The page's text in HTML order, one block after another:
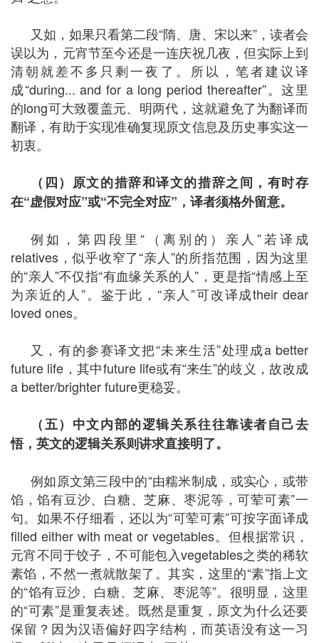
又如，如果只看第二段“隋、唐、宋以来”，读者会
误以为，元宵节至今还是一连庆祝几夜，但实际上到
清朝就差不多只剩一夜了。所以，笔者建议译
成“during... and for a long period thereafter”。这里
的long可大致覆盖元、明两代，这就避免了为翻译而
翻译，有助于实现准确复现原文信息及历史事实这一
初衷。
（四）原文的措辞和译文的措辞之间，有时存
在“虚假对应”或“不完全对应” ，译者须格外留意。
例如，第四段里“（离别的）亲人”若译成
relatives，似乎收窄了“亲人”的所指范围，因为这里
的“亲人”不仅指“有血缘关系的人”，更是指“情感上至
为亲近的人”。鉴于此，“亲人”可改译成their dear
loved ones。
又，有的参赛译文把“未来生活”处理成a better
future life，其中future life或有“来生”的歧义，故改成
a better/brighter future更稳妥。
（五）中文内部的逻辑关系往往靠读者自己去
悟，英文的逻辑关系则讲求直接明了。
例如原文第三段中的“由糯米制成，或实心，或带
馅，馅有豆沙、白糖、芝麻、枣泥等，可荤可素”一
句。如果不仔细看，还以为“可荤可素”可按字面译成
filled either with meat or vegetables。但根据常识，
元宵不同于饺子，不可能包入vegetables之类的稀软
素馅，不然一煮就散架了。其实，这里的“素”指上文
的“馅有豆沙、白糖、芝麻、枣泥等”。很明显，这里
的“可素”是重复表述。既然是重复，原文为什么还要
保留？因为汉语偏好四字结构，而英语没有这一习